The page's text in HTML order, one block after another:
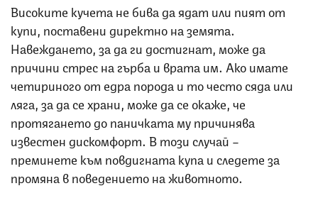
Високите кучета не бива да ядат или пият от
купи, поставени директно на земята.
Навеждането, за да ги достигнат, може да
причини стрес на гърба и врата им. Ако имате
четириного от едра порода и то често сяда или
ляга, за да се храни, може да се окаже, че
протягането до паничката му причинява
известен дискомфорт. В този случай –
преминете към повдигната купа и следете за
промяна в поведението на животното.